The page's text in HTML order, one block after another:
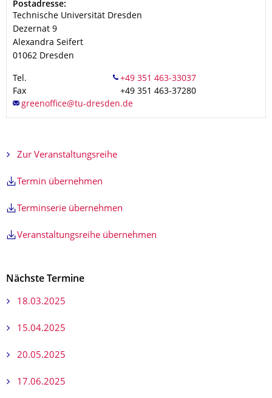
Adresse
Postadresse:
Technische Universität Dresden
Dezernat 9
Alexandra Seifert
01062 Dresden
Tel.
Fax
+49 351 463-37280
Zur Veranstaltungsreihe
Termin übernehmen
Terminserie übernehmen
Veranstaltungsreihe übernehmen
Nächste Termine
18.03.2025
15.04.2025
20.05.2025
17.06.2025